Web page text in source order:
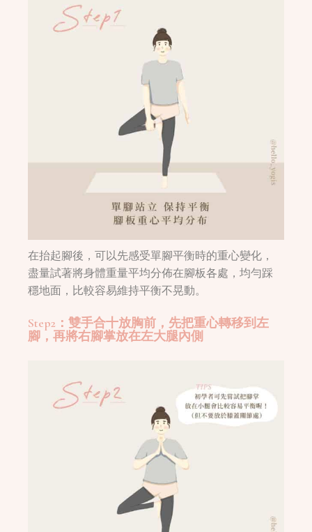
在抬起腳後，可以先感受單腳平衡時的重心變化，
盡量試著將身體重量平均分佈在腳板各處，均勻踩
穩地面，比較容易維持平衡不晃動。
Step2：雙手合十放胸前，先把重心轉移到左
腳，再將右腳掌放在左大腿內側